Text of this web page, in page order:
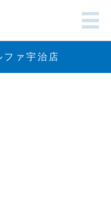
ファ宇治店